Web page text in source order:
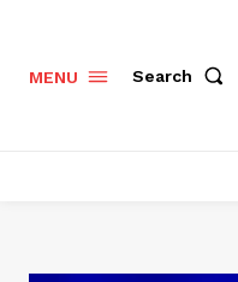
MENU Search